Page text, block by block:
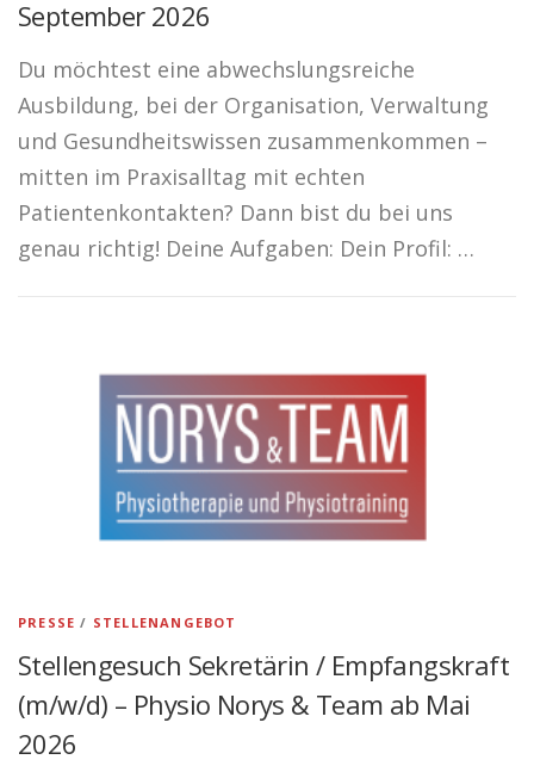
September 2026
Du möchtest eine abwechslungsreiche
Ausbildung, bei der Organisation, Verwaltung
und Gesundheitswissen zusammenkommen –
mitten im Praxisalltag mit echten
Patientenkontakten? Dann bist du bei uns
genau richtig! Deine Aufgaben: Dein Profil: …
PRESSE / STELLENANGEBOT
Stellengesuch Sekretärin / Empfangskraft
(m/w/d) – Physio Norys & Team ab Mai
2026